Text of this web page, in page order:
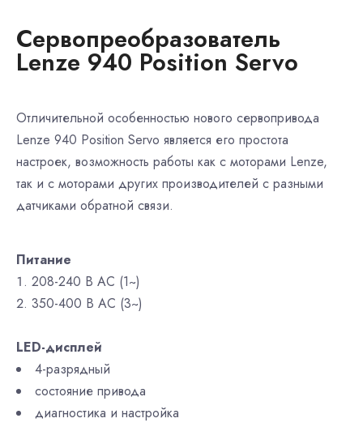
Сервопреобразователь
Lenze 940 Position Servo
Отличительной особенностью нового сервопривода
Lenze 940 Position Servo является его простота
настроек, возможность работы как с моторами Lenze,
так и с моторами других производителей с разными
датчиками обратной связи.
Питание
208-240 В АС (1~)
350-400 В АС (3~)
LED-дисплей
4-разрядный
состояние привода
диагностика и настройка